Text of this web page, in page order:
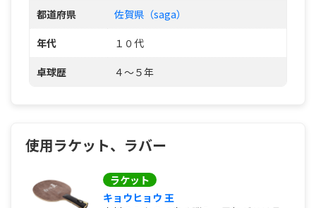
都道府県 佐賀県（saga）
年代 １０代
卓球歴 ４～５年
使用ラケット、ラバー
ラケット
キョウヒョウ 王